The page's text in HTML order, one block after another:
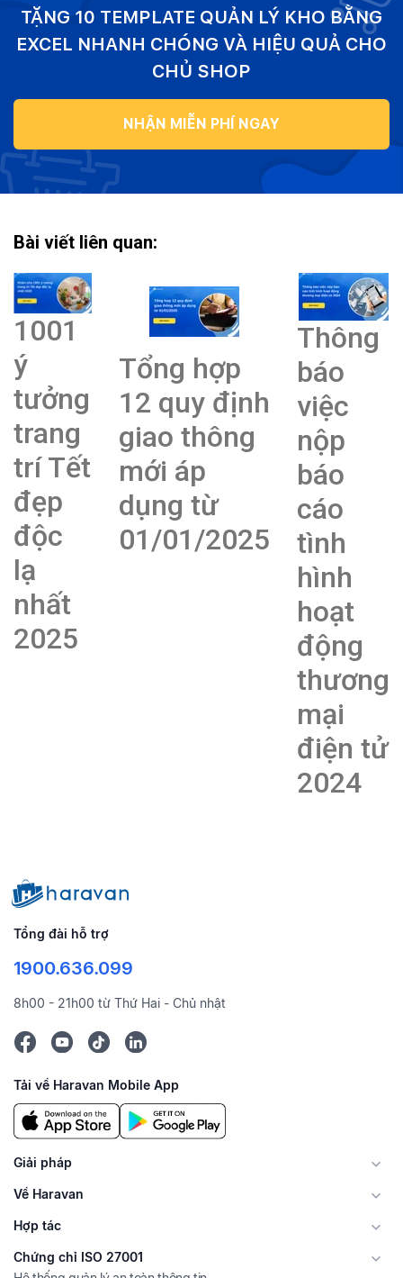
TẶNG 10 TEMPLATE QUẢN LÝ KHO BẰNG
EXCEL NHANH CHÓNG VÀ HIỆU QUẢ CHO
CHỦ SHOP
NHẬN MIỄN PHÍ NGAY
Bài viết liên quan:
1001
ý
tưởng
trang
trí Tết
đẹp
độc
lạ
nhất
2025
Tổng hợp
12 quy định
giao thông
mới áp
dụng từ
01/01/2025
Thông
báo
việc
nộp
báo
cáo
tình
hình
hoạt
động
thương
mại
điện tử
2024
Tổng đài hỗ trợ
1900.636.099
8h00 - 21h00 từ Thứ Hai - Chủ nhật
Tải về Haravan Mobile App
Giải pháp
Về Haravan
Hợp tác
Chứng chỉ ISO 27001